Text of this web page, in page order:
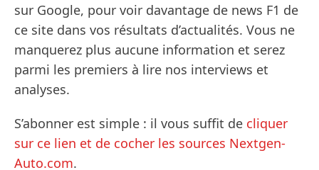
sur Google, pour voir davantage de news F1 de
ce site dans vos résultats d’actualités. Vous ne
manquerez plus aucune information et serez
parmi les premiers à lire nos interviews et
analyses.
S’abonner est simple : il vous suffit de cliquer
sur ce lien et de cocher les sources Nextgen-
Auto.com.